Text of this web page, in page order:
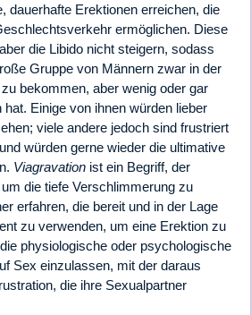
dauerhafte Erektionen erreichen, die
ermöglichen. Diese
die Libido nicht steigern, sodass
Gruppe von Männern zwar in der
bekommen, aber wenig oder gar
hat. Einige von ihnen würden lieber
viele andere jedoch sind frustriert
würden gerne wieder die ultimative
Viagravation ist ein Begriff, der
die tiefe Verschlimmerung zu
erfahren, die bereit und in der Lage
zu verwenden, um eine Erektion zu
physiologische oder psychologische
Sex einzulassen, mit der daraus
die ihre Sexualpartner